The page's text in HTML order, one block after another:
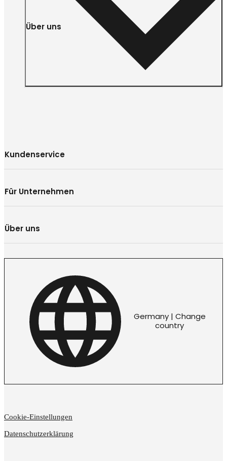
Über uns
Kundenservice
Für Unternehmen
Über uns
Germany | Change
country
Cookie-Einstellungen
Datenschutzerklärung